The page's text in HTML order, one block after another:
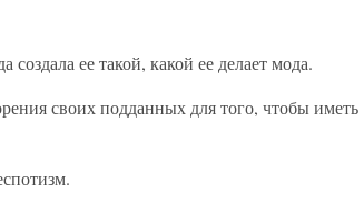
ее такой, какой ее делает мода.
своих подданных для того, чтобы иметь